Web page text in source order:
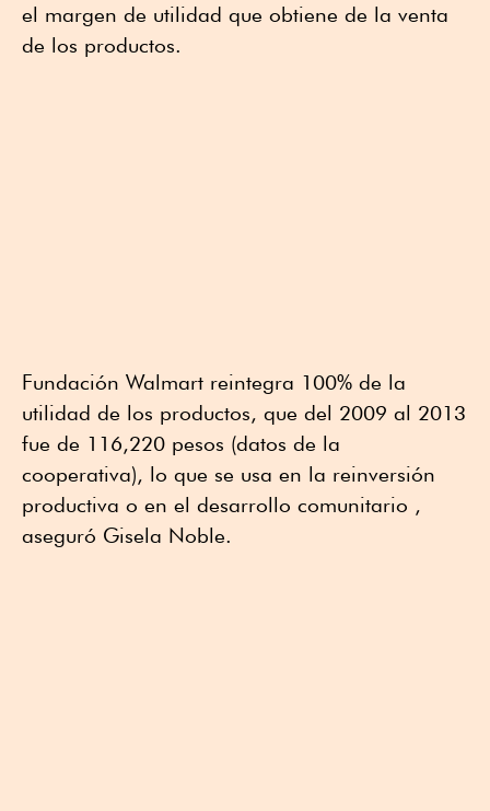
el margen de utilidad que obtiene de la venta
de los productos.
Fundación Walmart reintegra 100% de la
utilidad de los productos, que del 2009 al 2013
fue de 116,220 pesos (datos de la
cooperativa), lo que se usa en la reinversión
productiva o en el desarrollo comunitario ,
aseguró Gisela Noble.